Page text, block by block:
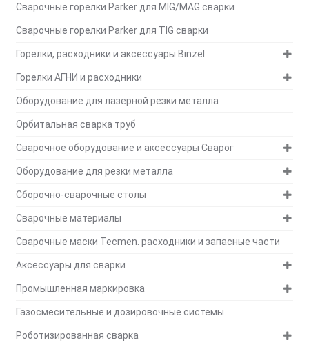
Сварочные горелки Parker для MIG/MAG сварки
Сварочные горелки Parker для TIG сварки
Горелки, расходники и аксессуары Binzel
Горелки АГНИ и расходники
Оборудование для лазерной резки металла
Орбитальная сварка труб
Сварочное оборудование и аксессуары Сварог
Оборудование для резки металла
Сборочно-сварочные столы
Сварочные материалы
Сварочные маски Tecmen. расходники и запасные части
Аксессуары для сварки
Промышленная маркировка
Газосмесительные и дозировочные системы
Роботизированная сварка